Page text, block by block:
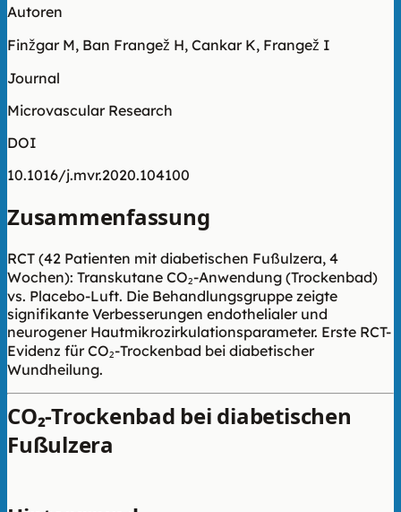
Autoren
Finžgar M, Ban Frangež H, Cankar K, Frangež I
Journal
Microvascular Research
DOI
10.1016/j.mvr.2020.104100
Zusammenfassung
RCT (42 Patienten mit diabetischen Fußulzera, 4
Wochen): Transkutane CO₂-Anwendung (Trockenbad)
vs. Placebo-Luft. Die Behandlungsgruppe zeigte
signifikante Verbesserungen endothelialer und
neurogener Hautmikrozirkulationsparameter. Erste RCT-
Evidenz für CO₂-Trockenbad bei diabetischer
Wundheilung.
CO₂-Trockenbad bei diabetischen
Fußulzera